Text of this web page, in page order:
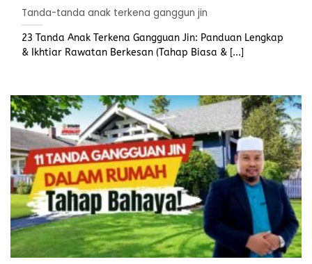
Tanda-tanda anak terkena ganggun jin
23 Tanda Anak Terkena Gangguan Jin: Panduan Lengkap
& Ikhtiar Rawatan Berkesan (Tahap Biasa & [...]